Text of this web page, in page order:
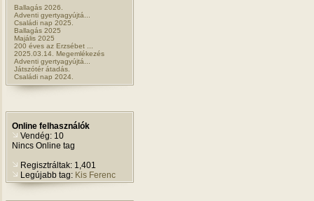
Ballagás 2026.
Adventi gyertyagyújtá...
Családi nap 2025.
Ballagás 2025
Majális 2025
200 éves az Erzsébet ...
2025.03.14. Megemlékezés
Adventi gyertyagyújtá...
Játszótér átadás.
Családi nap 2024.
Online felhasználók
Vendég: 10
Nincs Online tag
Regisztráltak: 1,401
Legújabb tag: Kis Ferenc